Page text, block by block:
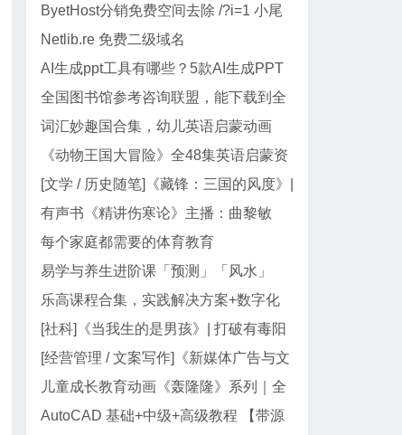
下载百度网盘文件
ByetHost分销免费空间去除 /?i=1 小尾
巴代码
Netlib.re 免费二级域名
AI生成ppt工具有哪些？5款AI生成PPT
工具盘点
全国图书馆参考咨询联盟，能下载到全
网99%电子书
词汇妙趣国合集，幼儿英语启蒙动画
《动物王国大冒险》全48集英语启蒙资
源｜动画+儿歌+音频+电影版
[文学 / 历史随笔]《藏锋：三国的风度》|
郭德纲三国智慧与处世真经
有声书《精讲伤寒论》主播：曲黎敏
【全138集】
每个家庭都需要的体育教育
易学与养生进阶课「预测」「风水」
「面相」迷罗授课
乐高课程合集，实践解决方案+数字化
教学资源
[社科]《当我生的是男孩》| 打破有毒阳
刚气质的女性主义养育指南
[经营管理 / 文案写作]《新媒体广告与文
案写作》| AI 时代文案创作指南
儿童成长教育动画《轰隆隆》系列｜全
20部213集，覆盖工程/交通...
AutoCAD 基础+中级+高级教程 【带源